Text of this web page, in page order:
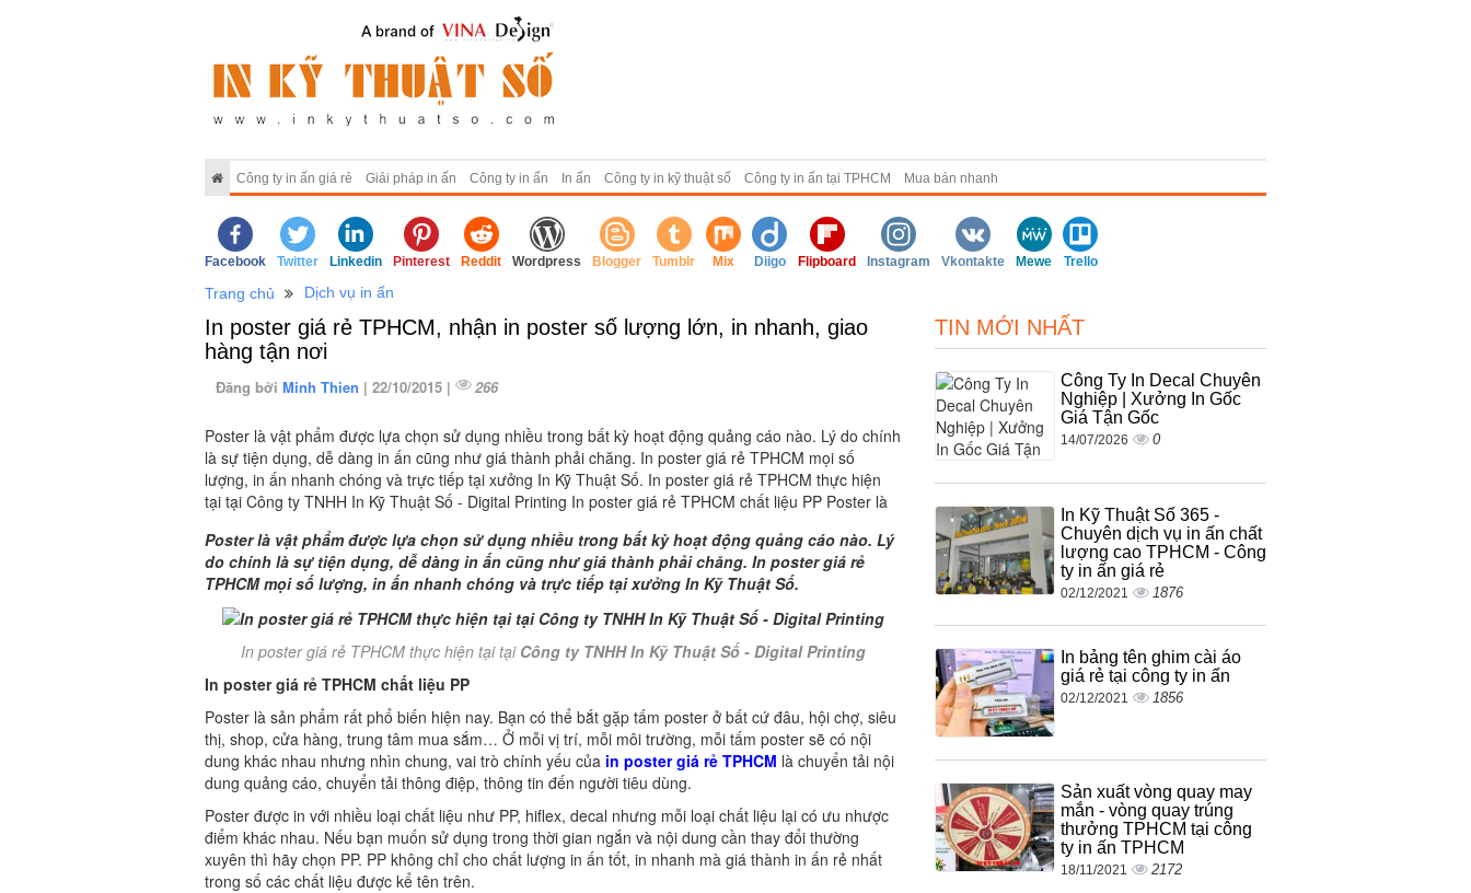
Công ty in ấn giá rẻ Giải pháp in ấn Công ty in ấn In ấn Công ty in kỹ thuật số Công ty in ấn tại TPHCM Mua bán nhanh
Facebook Twitter Linkedin Pinterest Reddit Wordpress Blogger Tumblr Mix Diigo Flipboard Instagram Vkontakte Mewe Trello
Trang chủ Dịch vụ in ấn
In poster giá rẻ TPHCM, nhận in poster số lượng lớn, in nhanh, giao
hàng tận nơi
Đăng bởi Minh Thien | 22/10/2015 | 266
Poster là vật phẩm được lựa chọn sử dụng nhiều trong bất kỳ hoạt động quảng cáo nào. Lý do chính
là sự tiện dụng, dễ dàng in ấn cũng như giá thành phải chăng. In poster giá rẻ TPHCM mọi số
lượng, in ấn nhanh chóng và trực tiếp tại xưởng In Kỹ Thuật Số. In poster giá rẻ TPHCM thực hiện
tại tại Công ty TNHH In Kỹ Thuật Số - Digital Printing In poster giá rẻ TPHCM chất liệu PP Poster là
Poster là vật phẩm được lựa chọn sử dụng nhiều trong bất kỳ hoạt động quảng cáo nào. Lý
do chính là sự tiện dụng, dễ dàng in ấn cũng như giá thành phải chăng. In poster giá rẻ
TPHCM mọi số lượng, in ấn nhanh chóng và trực tiếp tại xưởng In Kỹ Thuật Số.
In poster giá rẻ TPHCM thực hiện tại tạiCông ty TNHH In Kỹ Thuật Số - Digital Printing
In poster giá rẻ TPHCM chất liệu PP
Poster là sản phẩm rất phổ biến hiện nay. Bạn có thể bắt gặp tấm poster ở bất cứ đâu, hội chợ, siêu
thị, shop, cửa hàng, trung tâm mua sắm… Ở mỗi vị trí, mỗi môi trường, mỗi tấm poster sẽ có nội
dung khác nhau nhưng nhìn chung, vai trò chính yếu của in poster giá rẻ TPHCM là chuyển tải nội
dung quảng cáo, chuyển tải thông điệp, thông tin đến người tiêu dùng.
Poster được in với nhiều loại chất liệu như PP, hiflex, decal nhưng mỗi loại chất liệu lại có ưu nhược
điểm khác nhau. Nếu bạn muốn sử dụng trong thời gian ngắn và nội dung cần thay đổi thường
xuyên thì hãy chọn PP. PP không chỉ cho chất lượng in ấn tốt, in nhanh mà giá thành in ấn rẻ nhất
trong số các chất liệu được kể tên trên.
TIN MỚI NHẤT
Công Ty In Decal Chuyên
Nghiệp | Xưởng In Gốc
Giá Tận Gốc
14/07/2026 0
In Kỹ Thuật Số 365 -
Chuyên dịch vụ in ấn chất
lượng cao TPHCM - Công
ty in ấn giá rẻ
02/12/2021 1876
In bảng tên ghim cài áo
giá rẻ tại công ty in ấn
02/12/2021 1856
Sản xuất vòng quay may
mắn - vòng quay trúng
thưởng TPHCM tại công
ty in ấn TPHCM
18/11/2021 2172